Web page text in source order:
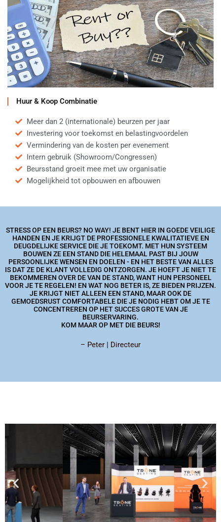
Huur & Koop Combinatie
Meer dan 2 (internationale) beurzen per jaar
Investering voor toekomst en belastingvoordelen
Vermindering van de kosten per evenement
Intern gebruik (Showroom/Congressen)
Beursstand groeit mee met uw organisatie
Mogelijkheid tot opbouwen en afbouwen
STRESS OP EEN BEURS? NO WAY! JE BENT HIER IN GOEDE VEILIGE
HANDEN EN JE KRIJGT DE PROFESSIONELE KWALITATIEVE EN
DEUGDELIJKE SERVICE DIE JE TOEKOMT. MET HUN SYSTEEM
BOUWEN ZE EEN STAND DIE HELEMAAL PAST BIJ JOUW
PERSOONLIJKE WENSEN EN DOELEN - EN HET BESTE VAN ALLES
IS DAT ZE DE KLANT VOLLEDIG ONTZORGEN. JE HOEFT JE NIET TE
BEKOMMEREN OVER DE VAN DE STAND, WANT HUN PERSONEEL
VOOR JE TE REGELEN! EN WAT NOG BETER IS, ZE BIEDEN PRIJZEN.
JE KRIJGT NIET ALLEEN EEN STAND, MAAR OOK DE
GEMOEDSRUST COMFORTABELE DIE JE NODIG HEBT OM JE TE
CONCENTREREN OP HET SUCCES GROTE VAN JE
BEURSERVARING.
KOM MAAR OP MET DIE BEURS!
– Peter | Directeur